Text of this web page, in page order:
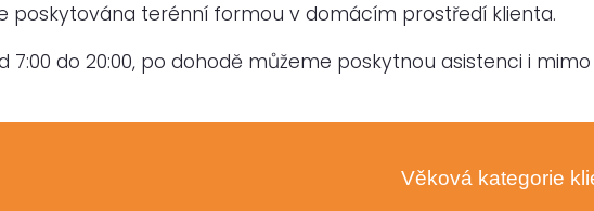
poskytována terénní formou v domácím prostředí klienta.
do 20:00, po dohodě můžeme poskytnou asistenci i
Věková kategorie